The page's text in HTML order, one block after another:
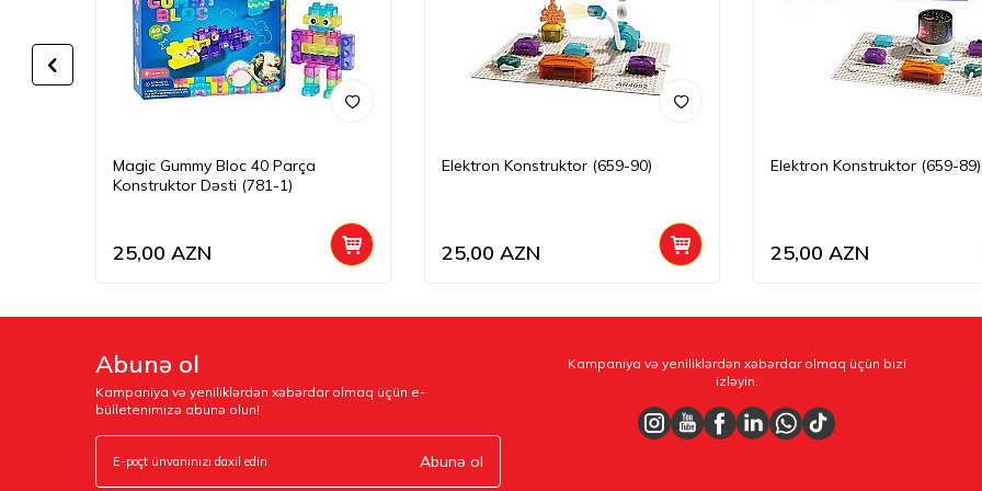
Magic Gummy Bloc 40 Parça
Konstruktor Dəsti (781-1)
25,00 AZN
Elektron Konstruktor (659-90)
25,00 AZN
Elektron Konstruktor (659-89)
25,00 AZN
Abunə ol
Kampaniya və yeniliklərdən xəbərdar olmaq üçün e-
bülletenimizə abunə olun!
Abunə ol
Kampaniya və yeniliklərdən xəbərdar olmaq üçün bizi
izləyin.